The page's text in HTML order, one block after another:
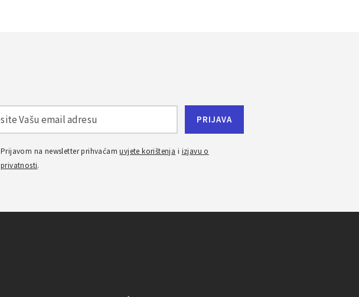
Prijavom na newsletter prihvaćamuvjete korištenja i izjavu o
privatnosti.